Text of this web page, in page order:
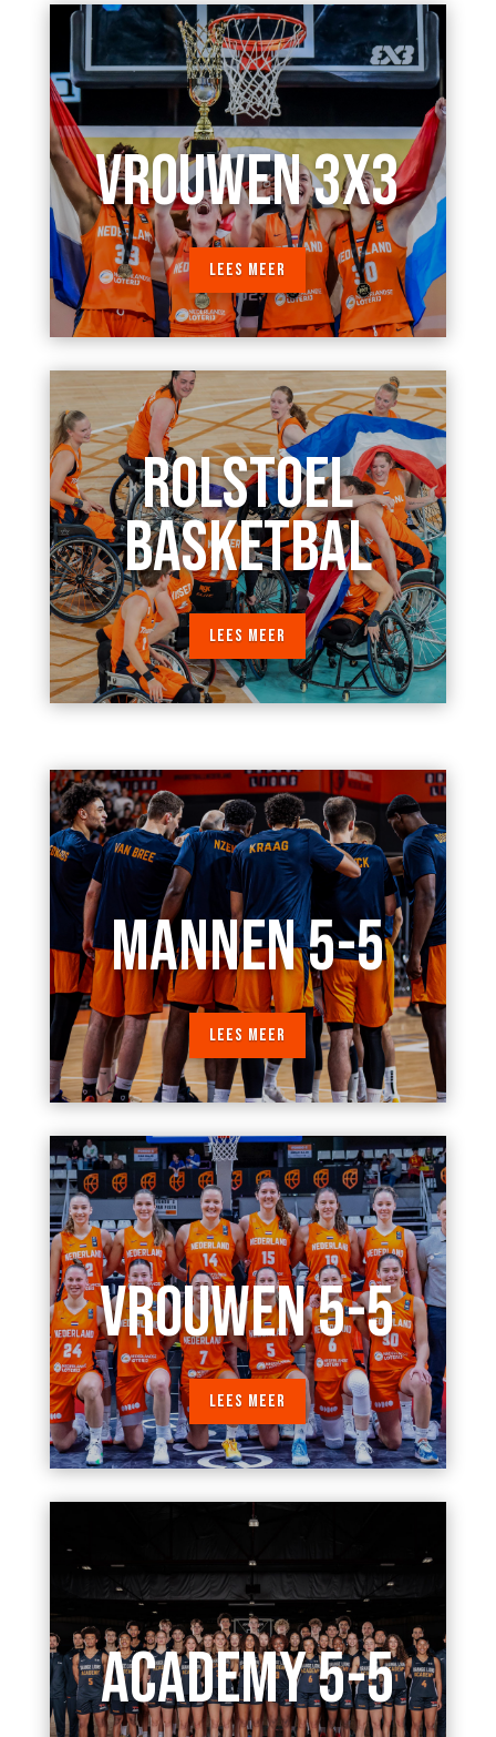
VROUWEN 3X3
LEES MEER
ROLSTOEL
BASKETBAL
LEES MEER
MANNEN 5-5
LEES MEER
VROUWEN 5-5
LEES MEER
ACADEMY 5-5